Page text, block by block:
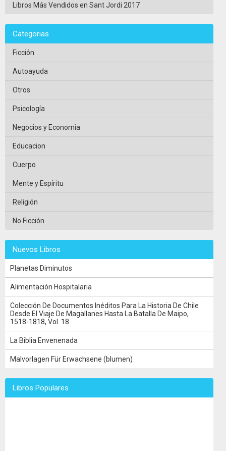
Libros Más Vendidos en Sant Jordi 2017
Categorias
Ficción
Autoayuda
Otros
Psicología
Negocios y Economia
Educacion
Cuerpo
Mente y Espíritu
Religión
No Ficción
Nuevos Libros
Planetas Diminutos
Alimentación Hospitalaria
Colección De Documentos Inéditos Para La Historia De Chile
Desde El Viaje De Magallanes Hasta La Batalla De Maipo,
1518-1818, Vol. 18
La Biblia Envenenada
Malvorlagen Für Erwachsene (blumen)
Libros Populares